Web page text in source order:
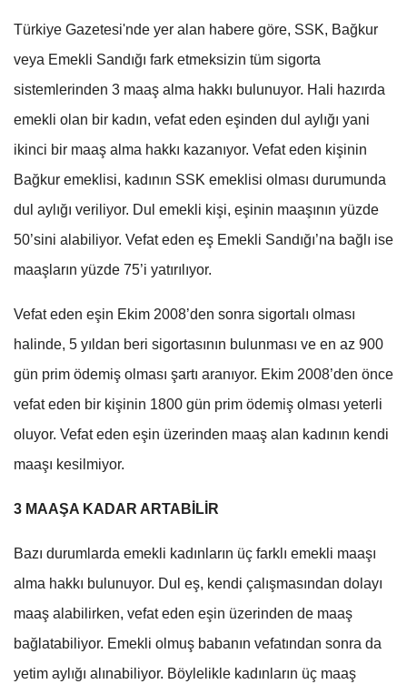
Türkiye Gazetesi'nde yer alan habere göre, SSK, Bağkur
veya Emekli Sandığı fark etmeksizin tüm sigorta
sistemlerinden 3 maaş alma hakkı bulunuyor. Hali hazırda
emekli olan bir kadın, vefat eden eşinden dul aylığı yani
ikinci bir maaş alma hakkı kazanıyor. Vefat eden kişinin
Bağkur emeklisi, kadının SSK emeklisi olması durumunda
dul aylığı veriliyor. Dul emekli kişi, eşinin maaşının yüzde
50’sini alabiliyor. Vefat eden eş Emekli Sandığı’na bağlı ise
maaşların yüzde 75’i yatırılıyor.
Vefat eden eşin Ekim 2008’den sonra sigortalı olması
halinde, 5 yıldan beri sigortasının bulunması ve en az 900
gün prim ödemiş olması şartı aranıyor. Ekim 2008’den önce
vefat eden bir kişinin 1800 gün prim ödemiş olması yeterli
oluyor. Vefat eden eşin üzerinden maaş alan kadının kendi
maaşı kesilmiyor.
3 MAAŞA KADAR ARTABİLİR
Bazı durumlarda emekli kadınların üç farklı emekli maaşı
alma hakkı bulunuyor. Dul eş, kendi çalışmasından dolayı
maaş alabilirken, vefat eden eşin üzerinden de maaş
bağlatabiliyor. Emekli olmuş babanın vefatından sonra da
yetim aylığı alınabiliyor. Böylelikle kadınların üç maaş